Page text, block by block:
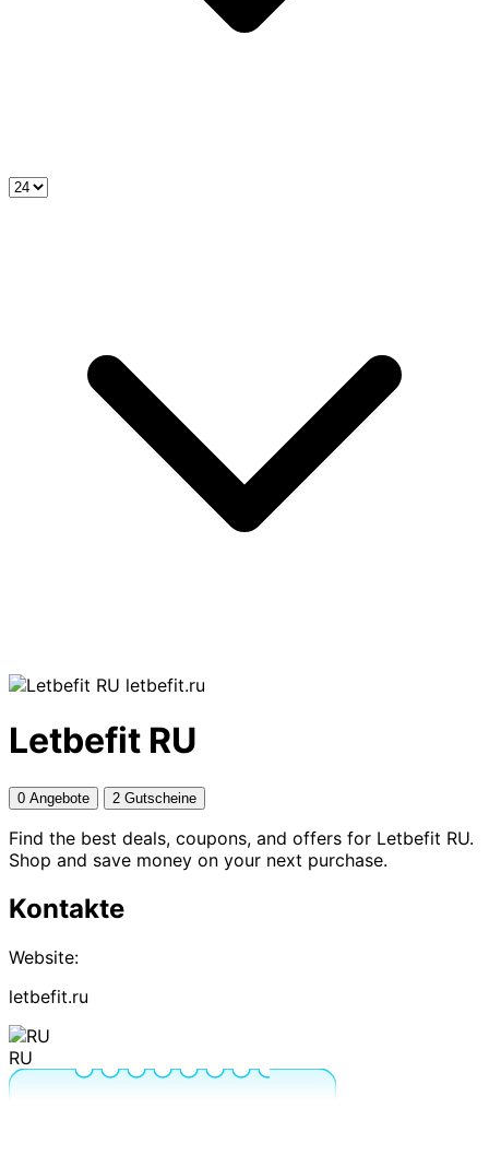
letbefit.ru
Letbefit RU
0 Angebote 2 Gutscheine
Find the best deals, coupons, and offers for Letbefit RU.
Shop and save money on your next purchase.
Kontakte
Website:
letbefit.ru
RU